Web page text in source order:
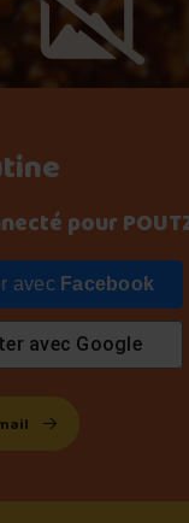
pour
avec Facebook
avec Google